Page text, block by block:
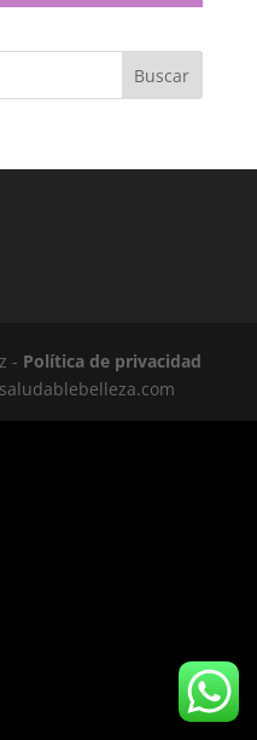
Buscar
- Política de privacidad